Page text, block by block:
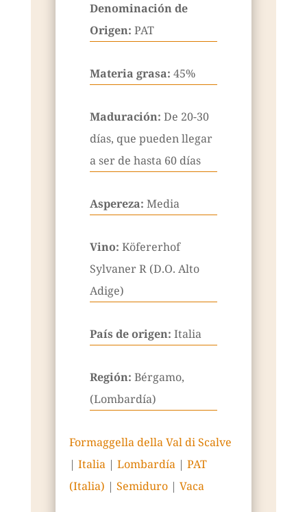
Denominación de
Origen: PAT
Materia grasa: 45%
Maduración: De 20-30
días, que pueden llegar
a ser de hasta 60 días
Aspereza: Media
Vino: Köfererhof
Sylvaner R (D.O. Alto
Adige)
País de origen: Italia
Región: Bérgamo,
(Lombardía)
Formaggella della Val di Scalve
| Italia| Lombardía| PAT
(Italia) | Semiduro| Vaca